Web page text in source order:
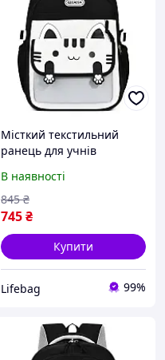
Місткий текстильний
ранець для учнів
хлопчиків і дівчаток
В наявності
745₴
845 ₴
Купити
Lifebag 99%